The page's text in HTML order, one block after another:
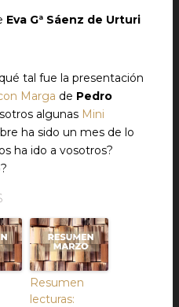
Eva Gª Sáenz de Urturi
tal fue la presentación
Marga de Pedro
algunas Mini
ha sido un mes de lo
ha ido a vosotros?
Resumen
lecturas: